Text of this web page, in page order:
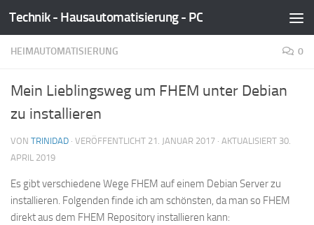
Zum Inhalt springen
Technik - Hausautomatisierung - PC
HEIMAUTOMATISIERUNG 0
Mein Lieblingsweg um FHEM unter Debian
zu installieren
VON TRINIDAD · VERÖFFENTLICHT 21. JANUAR 2017 · AKTUALISIERT 30.
APRIL 2019
Es gibt verschiedene Wege FHEM auf einem Debian Server zu
installieren. Folgenden finde ich am schönsten, da man so FHEM
direkt aus dem FHEM Repository installieren kann: